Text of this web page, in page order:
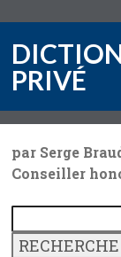
PRIVÉ
par Serge
Conseiller